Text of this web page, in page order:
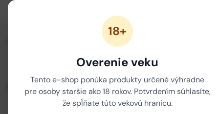
18+
Overenie veku
Tento e-shop ponúka produkty určené výhradne
pre osoby staršie ako 18 rokov. Potvrdením súhlasíte,
že spĺňate túto vekovú hranicu.
/ THC-O
THC-O jointy THC-O vape pen
THC-O